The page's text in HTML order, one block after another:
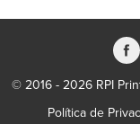
© 2016 - 2026 RPI
Política de